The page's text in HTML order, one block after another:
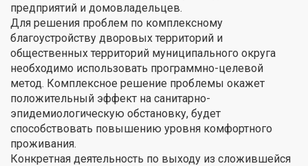
предприятий и домовладельцев.
Для решения проблем по комплексному
благоустройству дворовых территорий и
общественных территорий муниципального округа
необходимо использовать программно-целевой
метод. Комплексное решение проблемы окажет
положительный эффект на санитарно-
эпидемиологическую обстановку, будет
способствовать повышению уровня комфортного
проживания.
Конкретная деятельность по выходу из сложившейся